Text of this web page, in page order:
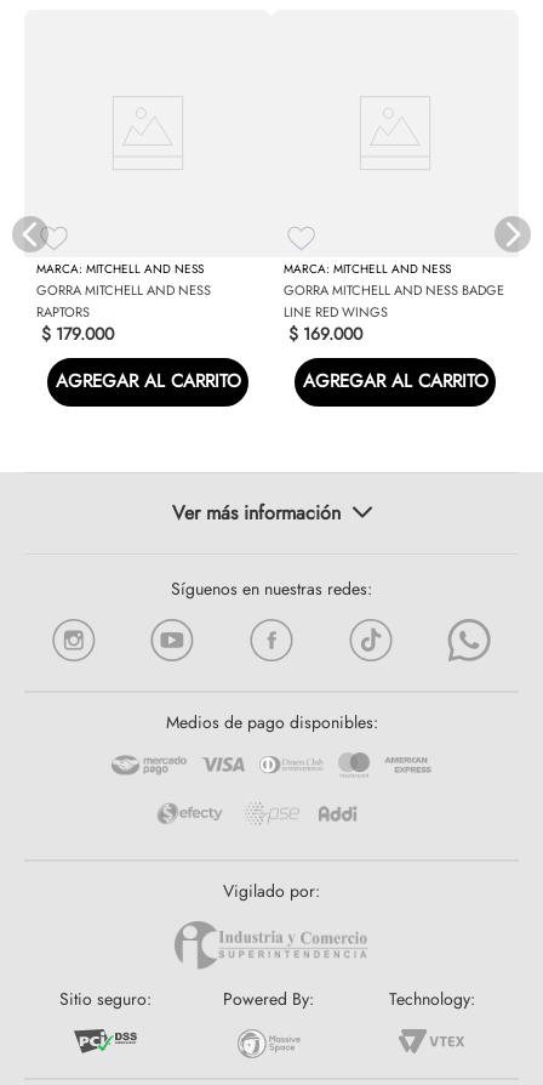
MITCHELL AND NESS
GORRA MITCHELL AND NESS
RAPTORS
$ 179.000
AGREGAR AL CARRITO
MITCHELL AND NESS
GORRA MITCHELL AND NESS BADGE
LINE RED WINGS
$ 169.000
AGREGAR AL CARRITO
Síguenos en nuestras redes:
Medios de pago disponibles:
Vigilado por:
Sitio seguro: Powered By: Technology: